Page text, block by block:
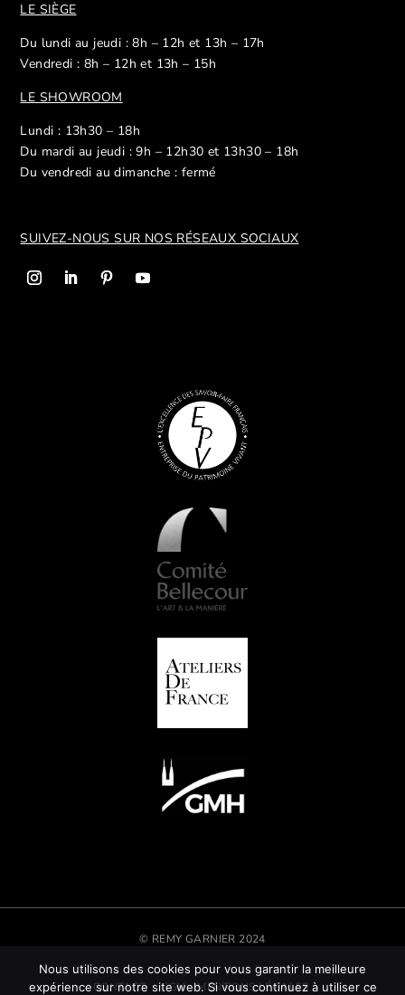
LE SIÈGE
Du lundi au jeudi : 8h – 12h et 13h – 17h
Vendredi : 8h – 12h et 13h – 15h
LE SHOWROOM
Lundi : 13h30 – 18h
Du mardi au jeudi : 9h – 12h30 et 13h30 – 18h
Du vendredi au dimanche : fermé
SUIVEZ-NOUS SUR NOS RÉSEAUX SOCIAUX
© REMY GARNIER 2024
CONTACT CGV MENTIONS LÉGALES
Nous utilisons des cookies pour vous garantir la meilleure
expérience sur notre site web. Si vous continuez à utiliser ce